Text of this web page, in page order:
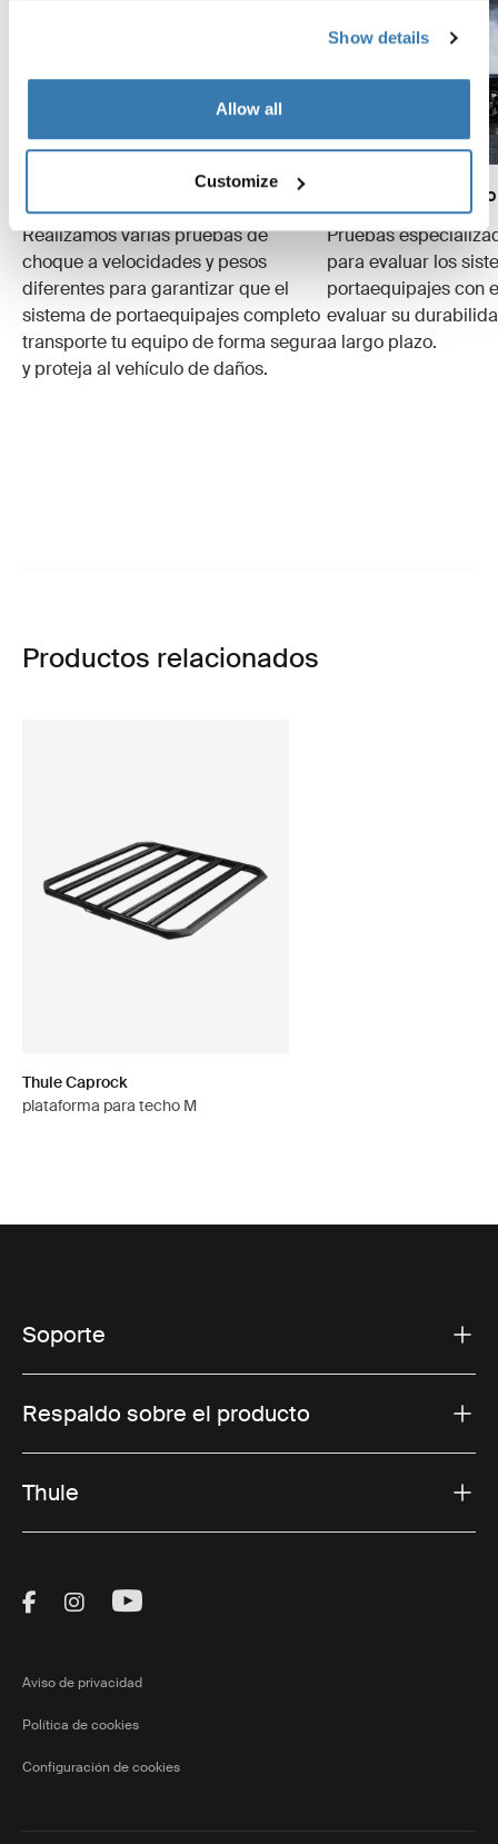
Show details
Allow all
Customize
Realizamos varias pruebas de
choque a velocidades y pesos
diferentes para garantizar que el
sistema de portaequipajes completo
transporte tu equipo de forma segura
y proteja al vehículo de daños.
Simulaciones de
Pruebas
para evaluar los
portaequipajes con
evaluar su
a largo plazo.
Productos relacionados
Thule Caprock
plataforma para techo M
Soporte
Respaldo sobre el producto
Thule
Visit Thule on Facebook (external link)
Visit Thule on Instagram (external link)
Visit Thule on Youtube (external
Aviso de privacidad
Política de cookies
Configuración de cookies